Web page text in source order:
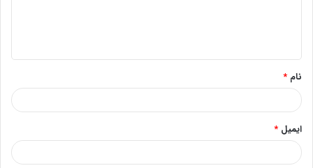
*
نام *
ایمیل *